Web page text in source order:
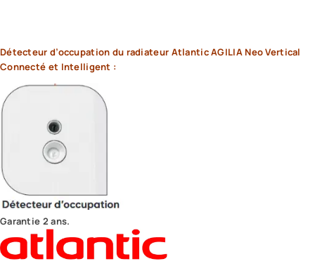
Détecteur d’occupation du radiateur Atlantic AGILIA Neo Vertical
Connecté et Intelligent :
Garantie 2 ans.